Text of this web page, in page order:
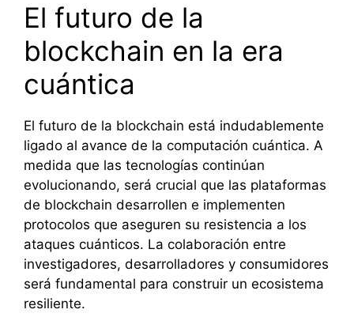
El futuro de la
blockchain en la era
cuántica
El futuro de la blockchain está indudablemente
ligado al avance de la computación cuántica. A
medida que las tecnologías continúan
evolucionando, será crucial que las plataformas
de blockchain desarrollen e implementen
protocolos que aseguren su resistencia a los
ataques cuánticos. La colaboración entre
investigadores, desarrolladores y consumidores
será fundamental para construir un ecosistema
resiliente.